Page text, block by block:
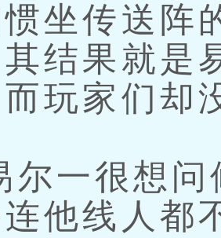
坐传送阵
结果就是
玩家们却
一很想问
他线人都